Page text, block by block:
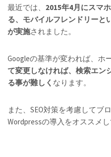
最近では、 2015年4月にスマ
る、モバイルフレンドリーと
が実施されました。
Googleの基準が変われば、ホ
て変更しなければ、検索エン
る事が難しく なります。
また、SEO対策を考慮してブ
Wordpressの導入をオススメし